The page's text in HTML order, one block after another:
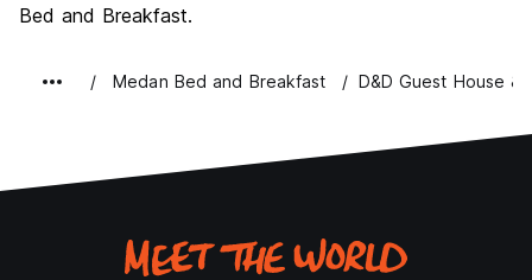
Bed and Breakfast.
Medan Bed and Breakfast D&D Guest House &